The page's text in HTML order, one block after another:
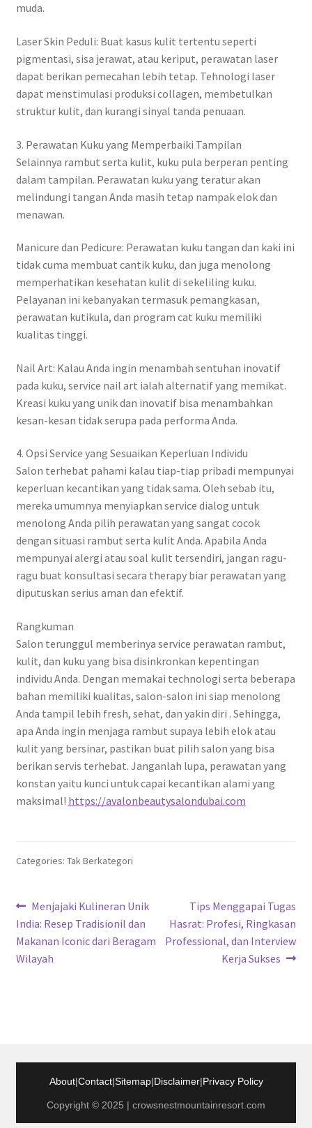
muda.
Laser Skin Peduli: Buat kasus kulit tertentu seperti
pigmentasi, sisa jerawat, atau keriput, perawatan laser
dapat berikan pemecahan lebih tetap. Tehnologi laser
dapat menstimulasi produksi collagen, membetulkan
struktur kulit, dan kurangi sinyal tanda penuaan.
3. Perawatan Kuku yang Memperbaiki Tampilan
Selainnya rambut serta kulit, kuku pula berperan penting
dalam tampilan. Perawatan kuku yang teratur akan
melindungi tangan Anda masih tetap nampak elok dan
menawan.
Manicure dan Pedicure: Perawatan kuku tangan dan kaki ini
tidak cuma membuat cantik kuku, dan juga menolong
memperhatikan kesehatan kulit di sekeliling kuku.
Pelayanan ini kebanyakan termasuk pemangkasan,
perawatan kutikula, dan program cat kuku memiliki
kualitas tinggi.
Nail Art: Kalau Anda ingin menambah sentuhan inovatif
pada kuku, service nail art ialah alternatif yang memikat.
Kreasi kuku yang unik dan inovatif bisa menambahkan
kesan-kesan tidak serupa pada performa Anda.
4. Opsi Service yang Sesuaikan Keperluan Individu
Salon terhebat pahami kalau tiap-tiap pribadi mempunyai
keperluan kecantikan yang tidak sama. Oleh sebab itu,
mereka umumnya menyiapkan service dialog untuk
menolong Anda pilih perawatan yang sangat cocok
dengan situasi rambut serta kulit Anda. Apabila Anda
mempunyai alergi atau soal kulit tersendiri, jangan ragu-
ragu buat konsultasi secara therapy biar perawatan yang
diputuskan serius aman dan efektif.
Rangkuman
Salon terunggul memberinya service perawatan rambut,
kulit, dan kuku yang bisa disinkronkan kepentingan
individu Anda. Dengan memakai technologi serta beberapa
bahan memiliki kualitas, salon-salon ini siap menolong
Anda tampil lebih fresh, sehat, dan yakin diri . Sehingga,
apa Anda ingin menjaga rambut supaya lebih elok atau
kulit yang bersinar, pastikan buat pilih salon yang bisa
berikan servis terhebat. Janganlah lupa, perawatan yang
konstan yaitu kunci untuk capai kecantikan alami yang
maksimal! https://avalonbeautysalondubai.com
Categories: Tak Berkategori
Navigasi
pos
Previous
post:
Menjajaki Kulineran Unik
India: Resep Tradisionil dan
Makanan Iconic dari Beragam
Wilayah
Next
post:
Tips Menggapai Tugas
Hasrat: Profesi, Ringkasan
Professional, dan Interview
Kerja Sukses
About|Contact|Sitemap|Disclaimer|Privacy Policy
Copyright © 2025 | crowsnestmountainresort.com